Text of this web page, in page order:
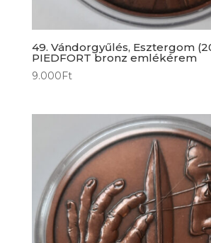
49. Vándorgyűlés, Esztergom
PIEDFORT bronz emlékérem
9.000 Ft